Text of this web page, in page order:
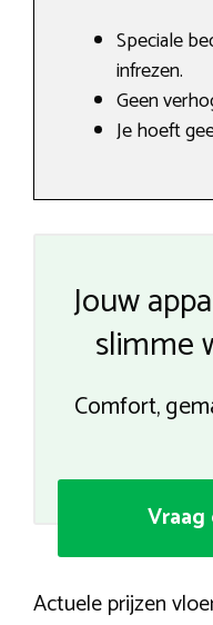
Speciale
infrezen.
Geen
Je hoeft
Jouw
slimme
Comfort,
Actuele prijzen